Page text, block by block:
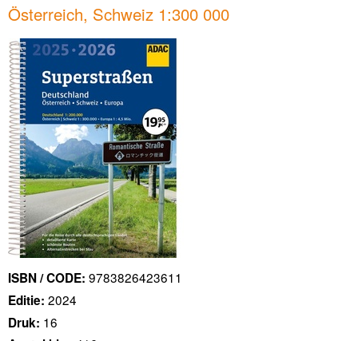
Österreich, Schweiz 1:300 000
ISBN / CODE: 9783826423611
Editie: 2024
Druk: 16